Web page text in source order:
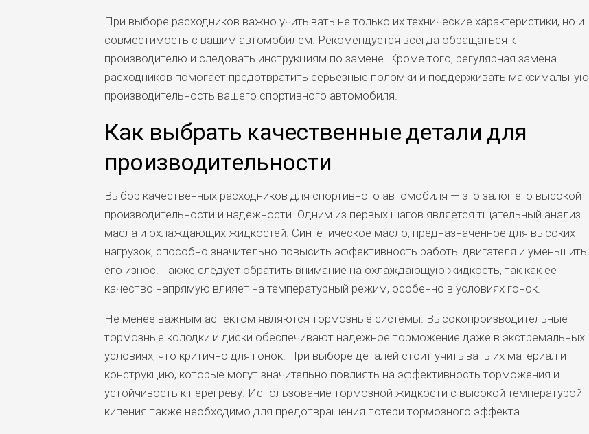
При выборе расходников важно учитывать не только их технические характеристики, но и
совместимость с вашим автомобилем. Рекомендуется всегда обращаться к
производителю и следовать инструкциям по замене. Кроме того, регулярная замена
расходников помогает предотвратить серьезные поломки и поддерживать максимальную
производительность вашего спортивного автомобиля.
Как выбрать качественные детали для
производительности
Выбор качественных расходников для спортивного автомобиля — это залог его высокой
производительности и надежности. Одним из первых шагов является тщательный анализ
масла и охлаждающих жидкостей. Синтетическое масло, предназначенное для высоких
нагрузок, способно значительно повысить эффективность работы двигателя и уменьшить
его износ. Также следует обратить внимание на охлаждающую жидкость, так как ее
качество напрямую влияет на температурный режим, особенно в условиях гонок.
Не менее важным аспектом являются тормозные системы. Высокопроизводительные
тормозные колодки и диски обеспечивают надежное торможение даже в экстремальных
условиях, что критично для гонок. При выборе деталей стоит учитывать их материал и
конструкцию, которые могут значительно повлиять на эффективность торможения и
устойчивость к перегреву. Использование тормозной жидкости с высокой температурой
кипения также необходимо для предотвращения потери тормозного эффекта.